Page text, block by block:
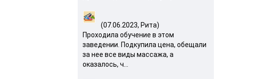
(07.06.2023, Рита)
Проходила обучение в этом
заведении. Подкупила цена, обещали
за нее все виды массажа, а
оказалось, ч...